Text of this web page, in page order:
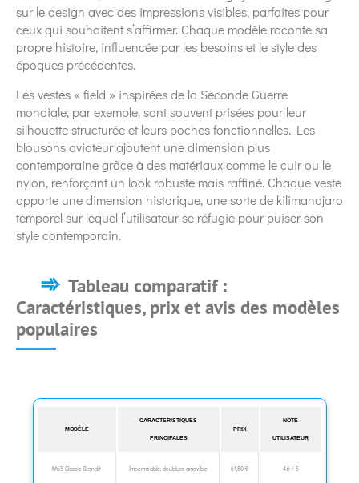
sur le design avec des impressions visibles, parfaites pour
ceux qui souhaitent s’affirmer. Chaque modèle raconte sa
propre histoire, influencée par les besoins et le style des
époques précédentes.
Les vestes « field » inspirées de la Seconde Guerre
mondiale, par exemple, sont souvent prisées pour leur
silhouette structurée et leurs poches fonctionnelles. Les
blousons aviateur ajoutent une dimension plus
contemporaine grâce à des matériaux comme le cuir ou le
nylon, renforçant un look robuste mais raffiné. Chaque veste
apporte une dimension historique, une sorte de kilimandjaro
temporel sur lequel l’utilisateur se réfugie pour puiser son
style contemporain.
Tableau comparatif :
Caractéristiques, prix et avis des modèles
populaires
MODÈLE
CARACTÉRISTIQUES
PRINCIPALES
PRIX
NOTE
UTILISATEUR
M65 Classic Brandit Imperméable, doublure amovible 61,80 € 4.6 / 5